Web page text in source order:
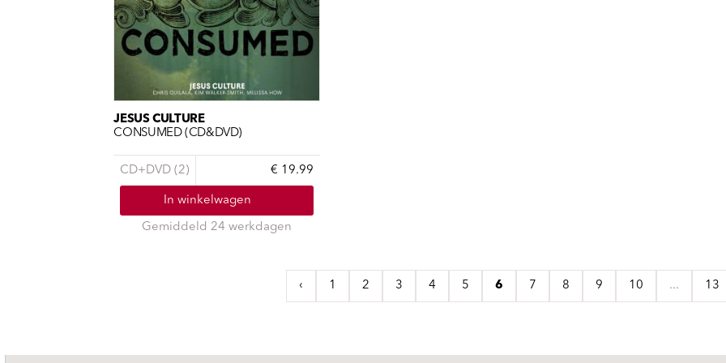
JESUS CULTURE
CONSUMED (CD&DVD)
CD+DVD (2) € 19.99
In winkelwagen
Gemiddeld 24 werkdagen
‹ 1 2 3 4 5 6 7 8 9 10 ... 13